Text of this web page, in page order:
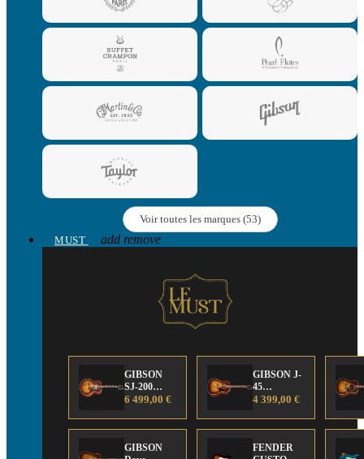
Voir toutes les marques (53)
MUST
add remove
GIBSON
SJ-200
Anniversary
Edition
6 499,00 €
GIBSON J-
45
Anniversary
Edition
4 399,00 €
GIBSON
FENDER